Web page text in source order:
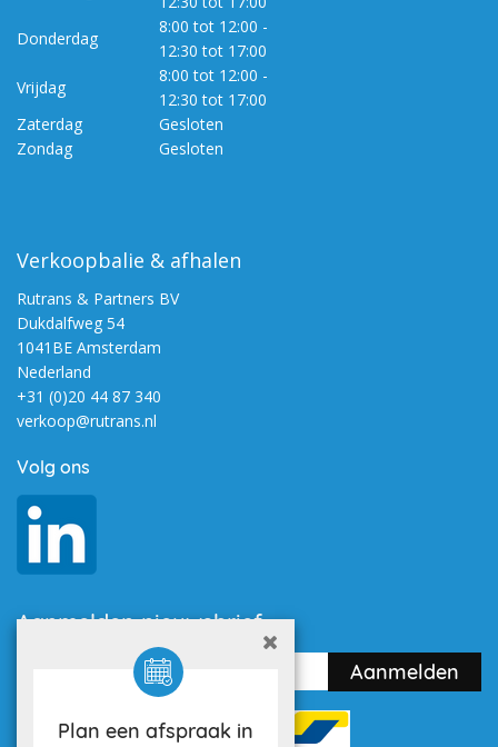
Plan een afspraak in
Donderdag
8:00 tot 12:00 -
12:30 tot 17:00
Vrijdag
8:00 tot 12:00 -
12:30 tot 17:00
Zaterdag
Gesloten
Zondag
Gesloten
Verkoopbalie & afhalen
Rutrans & Partners BV
Dukdalfweg 54
1041BE Amsterdam
Nederland
+31 (0)20 44 87 340
verkoop@rutrans.nl
Volg ons
Aanmelden nieuwsbrief